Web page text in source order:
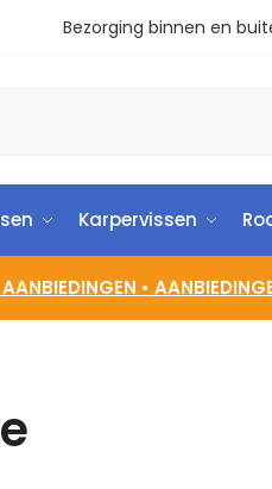
Bezorging binnen en
Karpervissen
AANBIEDINGEN •